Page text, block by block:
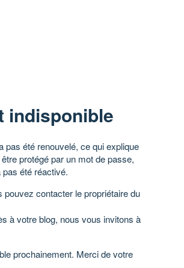
indisponible
pas été renouvelé, ce qui explique
protégé par un mot de passe,
pas été réactivé.
contacter le propriétaire du
à votre blog, nous vous invitons à
prochainement. Merci de votre